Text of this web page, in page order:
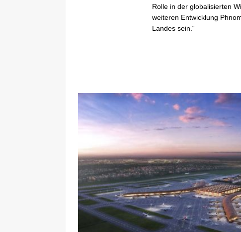
Rolle in der globalisierten
weiteren Entwicklung
Landes sein.“